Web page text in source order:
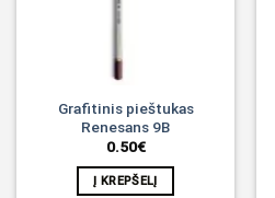
Grafitinis pieštukas
Renesans 9B
0.50€
Į KREPŠELĮ